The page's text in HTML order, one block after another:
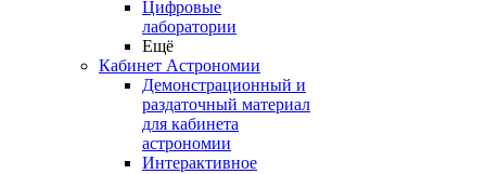
Цифровые
лаборатории
Ещё
Кабинет Астрономии
Демонстрационный и
раздаточный материал
для кабинета
астрономии
Интерактивное